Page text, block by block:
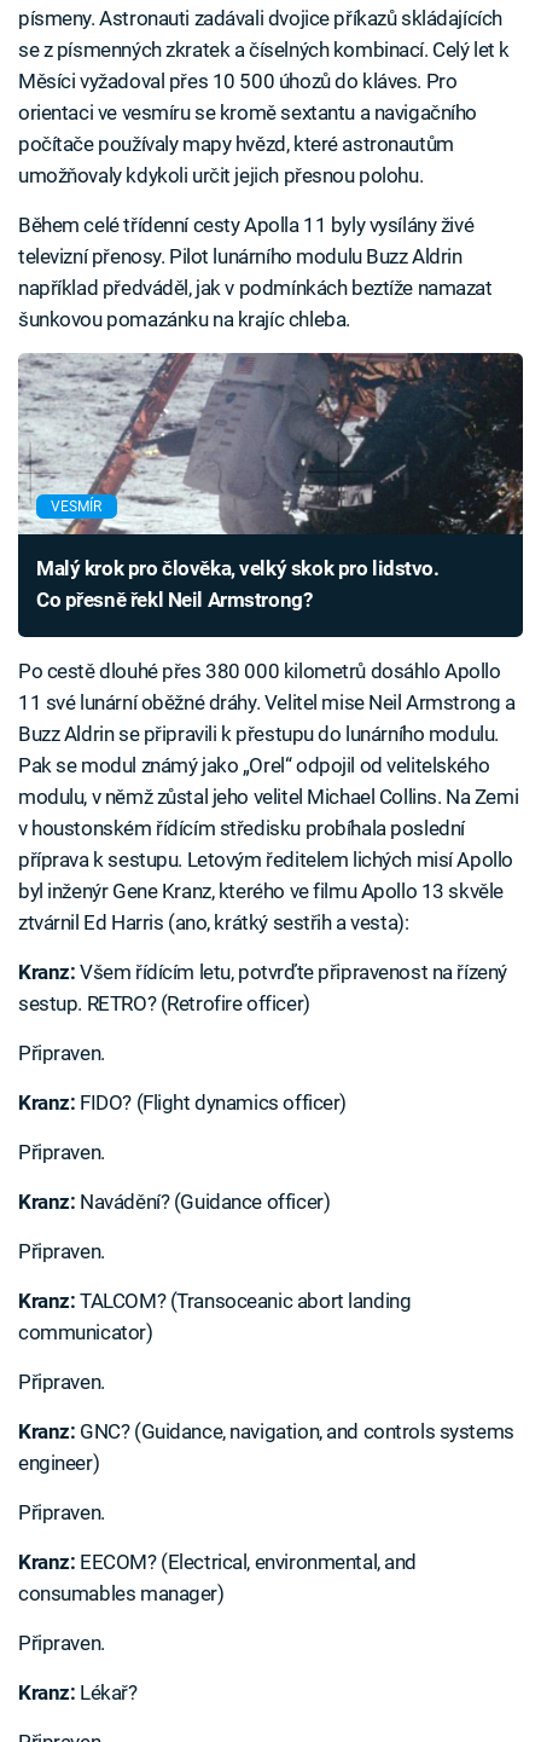
písmeny. Astronauti zadávali dvojice příkazů skládajících
se z písmenných zkratek a číselných kombinací. Celý let k
Měsíci vyžadoval přes 10 500 úhozů do kláves. Pro
orientaci ve vesmíru se kromě sextantu a navigačního
počítače používaly mapy hvězd, které astronautům
umožňovaly kdykoli určit jejich přesnou polohu.
Během celé třídenní cesty Apolla 11 byly vysílány živé
televizní přenosy. Pilot lunárního modulu Buzz Aldrin
například předváděl, jak v podmínkách beztíže namazat
šunkovou pomazánku na krajíc chleba.
VESMÍR
Malý krok pro člověka, velký skok pro lidstvo.
Co přesně řekl Neil Armstrong?
Po cestě dlouhé přes 380 000 kilometrů dosáhlo Apollo
11 své lunární oběžné dráhy. Velitel mise Neil Armstrong a
Buzz Aldrin se připravili k přestupu do lunárního modulu.
Pak se modul známý jako „Orel“ odpojil od velitelského
modulu, v němž zůstal jeho velitel Michael Collins. Na Zemi
v houstonském řídícím středisku probíhala poslední
příprava k sestupu. Letovým ředitelem lichých misí Apollo
byl inženýr Gene Kranz, kterého ve filmu Apollo 13 skvěle
ztvárnil Ed Harris (ano, krátký sestřih a vesta):
Kranz: Všem řídícím letu, potvrďte připravenost na řízený
sestup. RETRO? (Retrofire officer)
Připraven.
Kranz: FIDO? (Flight dynamics officer)
Připraven.
Kranz: Navádění? (Guidance officer)
Připraven.
Kranz: TALCOM? (Transoceanic abort landing
communicator)
Připraven.
Kranz: GNC? (Guidance, navigation, and controls systems
engineer)
Připraven.
Kranz: EECOM? (Electrical, environmental, and
consumables manager)
Připraven.
Kranz: Lékař?